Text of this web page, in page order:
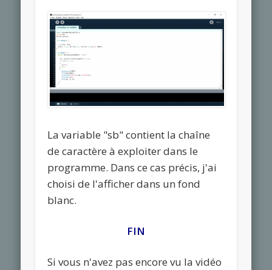
La variable "sb" contient la chaîne
de caractère à exploiter dans le
programme. Dans ce cas précis, j'ai
choisi de l'afficher dans un fond
blanc.
FIN
Si vous n'avez pas encore vu la vidéo